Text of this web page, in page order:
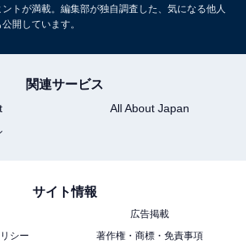
ます。グローブを内側に入れてしまえ
防ぐことができますね。筆者は
トが満載。編集部が独自調査した、気になる他人
開しています。
関連サービス
All About Japan
サイト情報
広告掲載
シー
著作権・商標・免責事項